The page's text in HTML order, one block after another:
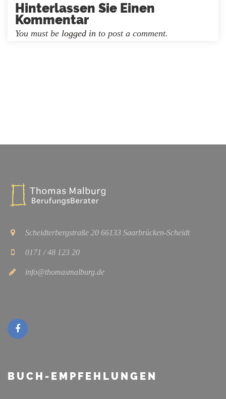
Hinterlassen Sie Einen
Kommentar
You must be logged in to post a comment.
Scheidterbergstraße 20 66133 Saarbrücken-Scheidt
0171 / 48 123 20
info@thomasmalburg.de
BUCH-EMPFEHLUNGEN